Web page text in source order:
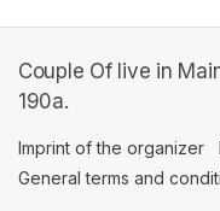
Couple Of live in
190a.
Imprint of the organizer
General terms and